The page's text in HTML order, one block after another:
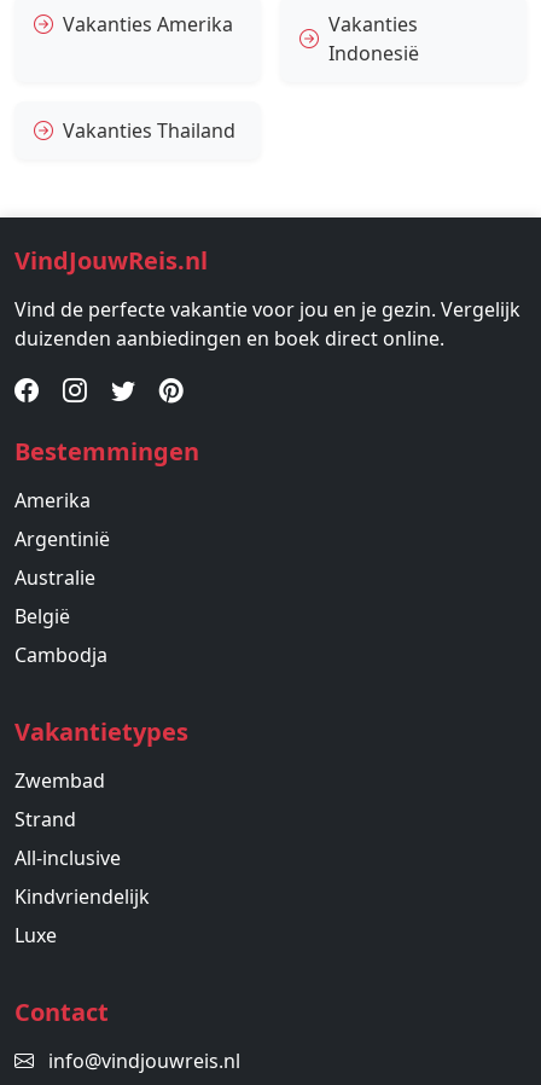
Vakanties Amerika
Vakanties
Indonesië
Vakanties Thailand
VindJouwReis.nl
Vind de perfecte vakantie voor jou en je gezin. Vergelijk
duizenden aanbiedingen en boek direct online.
Bestemmingen
Amerika
Argentinië
Australie
België
Cambodja
Vakantietypes
Zwembad
Strand
All-inclusive
Kindvriendelijk
Luxe
Contact
info@vindjouwreis.nl